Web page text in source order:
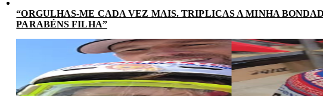
“ORGULHAS-ME CADA VEZ MAIS. TRIPLICAS A MINHA
PARABÉNS FILHA”